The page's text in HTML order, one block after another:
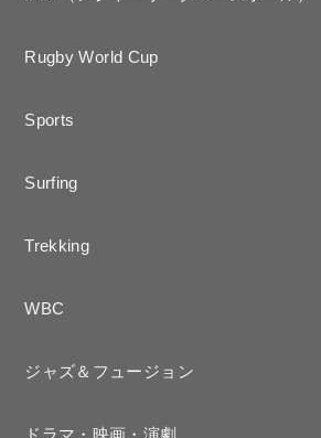
Rugby World Cup
Sports
Surfing
Trekking
WBC
ジャズ＆フュージョン